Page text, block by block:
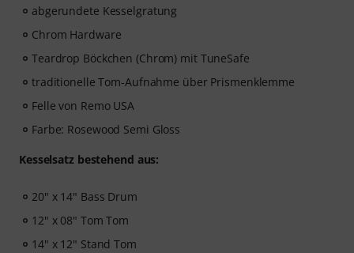
abgerundete Kesselgratung
Chrom Hardware
Teardrop Böckchen (Chrom) mit TuneSafe
traditionelle Tom-Aufnahme über Prismenklemme
Felle von Remo USA
Farbe: Rosewood Semi Gloss
Kesselsatz bestehend aus:
20" x 14" Bass Drum
12" x 08" Tom Tom
14" x 12" Stand Tom